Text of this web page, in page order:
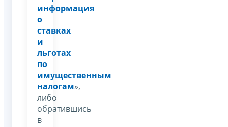
информация
о
ставках
и
льготах
по
имущественным
налогам»,
либо
обратившись
в